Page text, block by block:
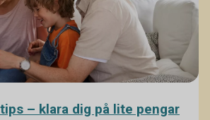
– klara dig på lite pengar